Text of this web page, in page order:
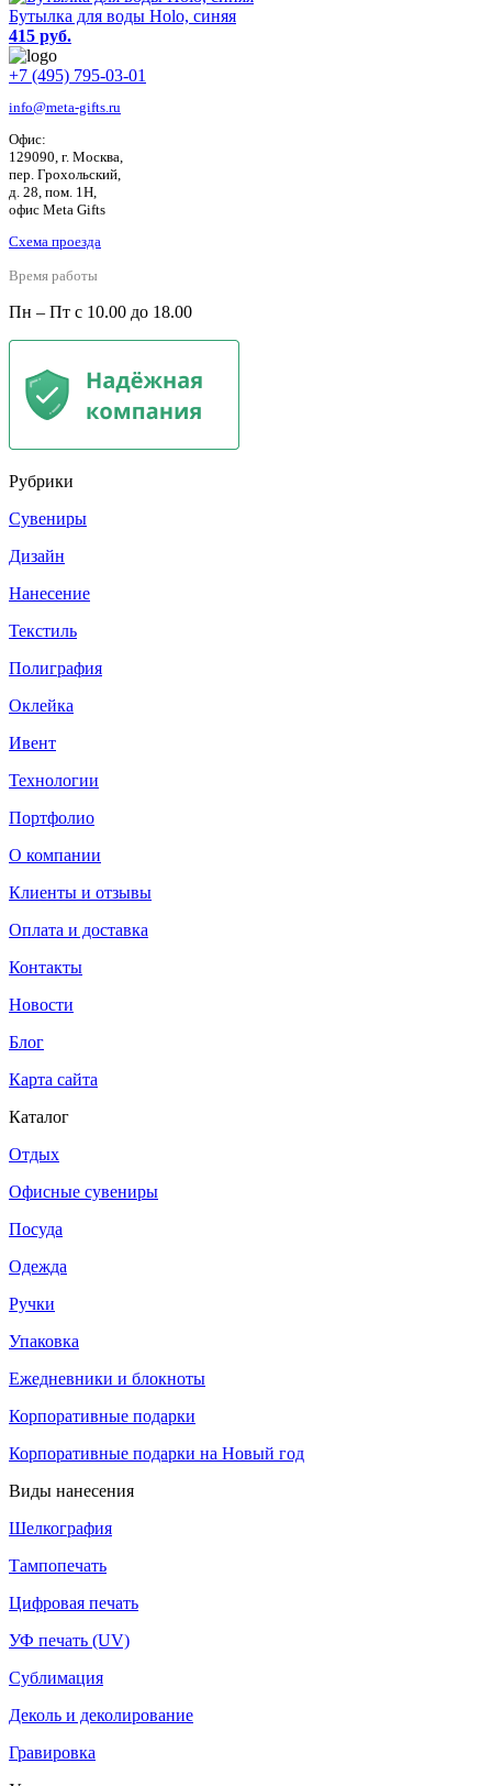
Бутылка для воды Holo, синяя
415 руб.
+7 (495) 795-03-01
info@meta-gifts.ru
Офис:
129090, г. Москва,
пер. Грохольский,
д. 28, пом. 1Н,
офис Meta Gifts
Схема проезда
Время работы
Пн – Пт с 10.00 до 18.00
Рубрики
Сувениры
Дизайн
Нанесение
Текстиль
Полиграфия
Оклейка
Ивент
Технологии
Портфолио
О компании
Клиенты и отзывы
Оплата и доставка
Контакты
Новости
Блог
Карта сайта
Каталог
Отдых
Офисные сувениры
Посуда
Одежда
Ручки
Упаковка
Ежедневники и блокноты
Корпоративные подарки
Корпоративные подарки на Новый год
Виды нанесения
Шелкография
Тампопечать
Цифровая печать
УФ печать (UV)
Сублимация
Деколь и деколирование
Гравировка